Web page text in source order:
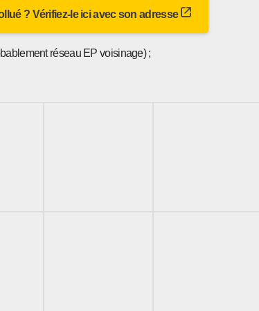
? Vérifiez-le ici avec son adresse
réseau EP voisinage) ;